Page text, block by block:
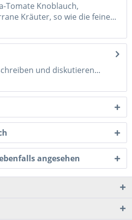
Tomate Knoblauch,
Kräuter, so wie die feine...
und diskutieren...
angesehen